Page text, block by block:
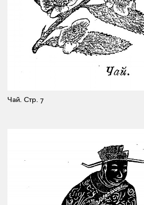
Чай. Стр. 7